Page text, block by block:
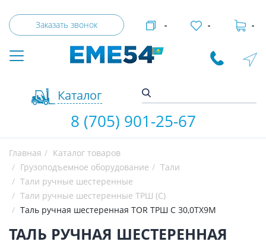
Заказать звонок
Каталог
- - -
8 (705) 901-25-67
Главная
Каталог товаров
Грузоподъемное оборудование
Тали
Тали ручные шестеренные
Тали ручные шестеренные ТРШ (С)
Таль ручная шестеренная TOR ТРШ C 30,0ТХ9М
ТАЛЬ РУЧНАЯ ШЕСТЕРЕННАЯ